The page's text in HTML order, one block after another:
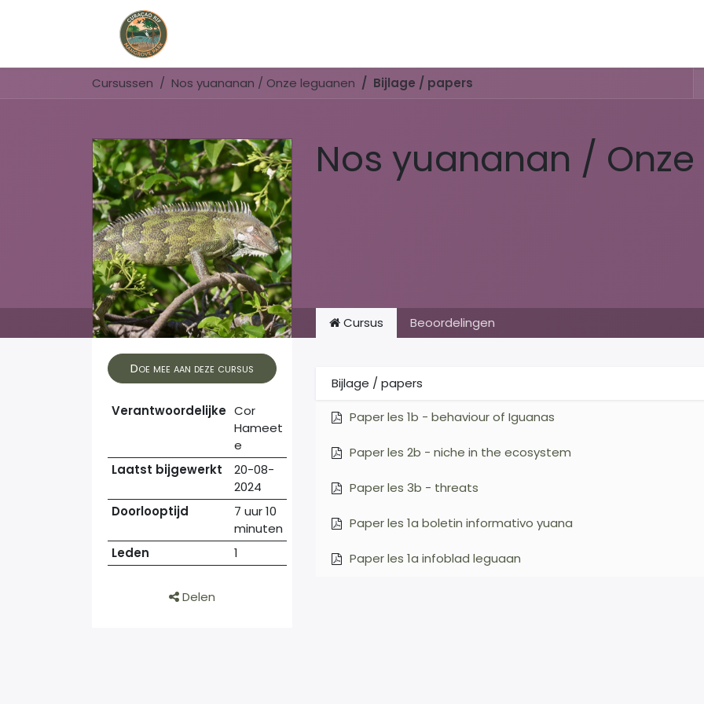
Cursussen Nos yuananan / Onze leguanen Bijlage / papers
Nos yuananan /
Doe mee aan deze cursus
Verantwoordelijke Cor
Hameet
e
Laatst bijgewerkt
20-08-
2024
Doorlooptijd
7 uur 10
minuten
Leden
1
Delen
Cursus Beoordelingen
Bijlage / papers
Paper les 1b - behaviour of Iguanas
Paper les 2b - niche in the ecosystem
Paper les 3b - threats
Paper les 1a boletin informativo yuana
Paper les 1a infoblad leguaan